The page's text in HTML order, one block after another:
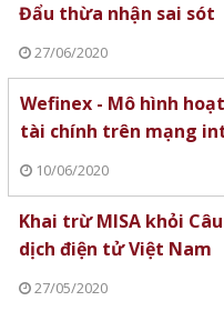
Đẩu thừa nhận sai sót
27/06/2020
Wefinex - Mô hình
tài chính trên mạng
10/06/2020
Khai trừ MISA khỏi
dịch điện tử Việt Nam
27/05/2020